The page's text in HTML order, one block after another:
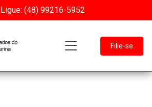
Ligue: (48) 99216-5952
Filie-se